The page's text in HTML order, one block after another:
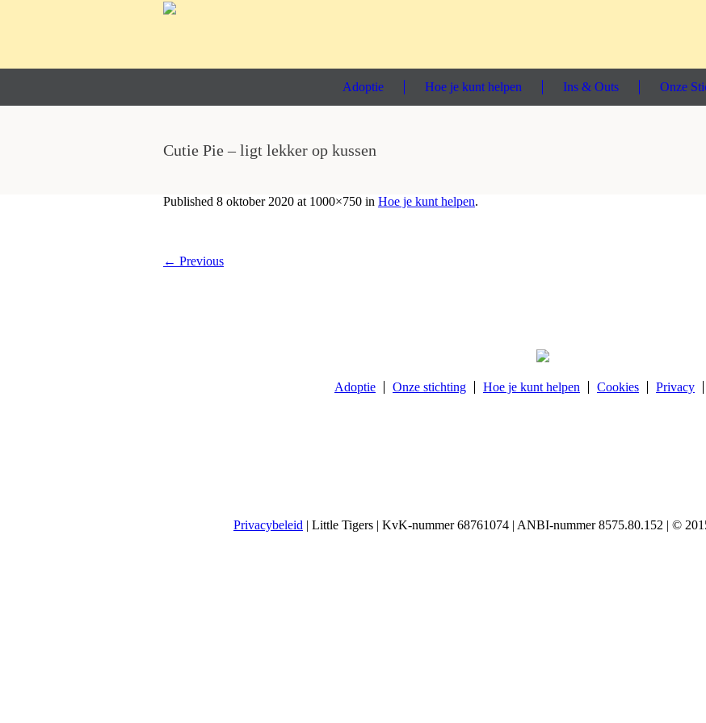
Adoptie Hoe je kunt helpen Ins & Outs Onze
Cutie Pie – ligt lekker op kussen
Published 8 oktober 2020 at 1000×750 in Hoe je kunt helpen.
← Previous
Adoptie Onze stichting Hoe je kunt helpen Cookies Privacy
Privacybeleid | Little Tigers | KvK-nummer 68761074 | ANBI-nummer 8575.80.152 | ©